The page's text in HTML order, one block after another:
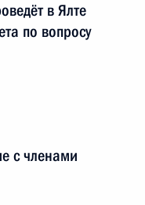
в Ялте
по вопросу
с членами